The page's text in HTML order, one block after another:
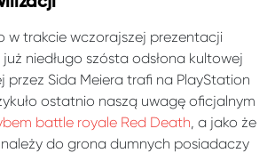
w trakcie wczorajszej prezentacji
niedługo szósta odsłona kultowej
przez Sida Meiera trafi na PlayStation
ostatnio naszą uwagę oficjalnym
battle royale Red Death, a jako że
do grona dumnych posiadaczy